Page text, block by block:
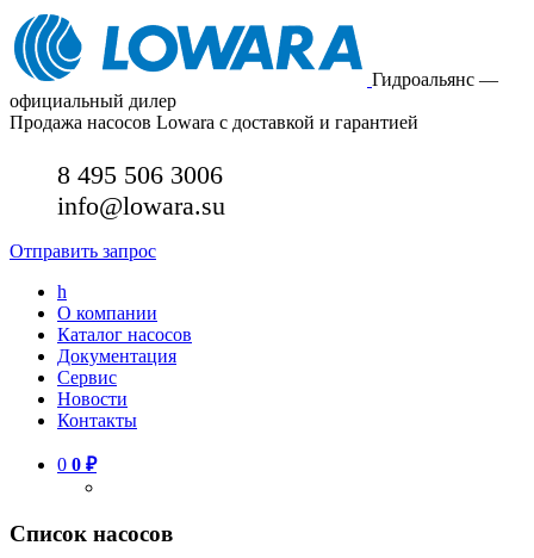
Гидроальянс —
официальный дилер
Продажа насосов Lowara с доставкой и гарантией
8 495 506 3006
info@lowara.su
Отправить запрос
h
О компании
Каталог насосов
Документация
Сервис
Новости
Контакты
0 0 ₽
Список насосов